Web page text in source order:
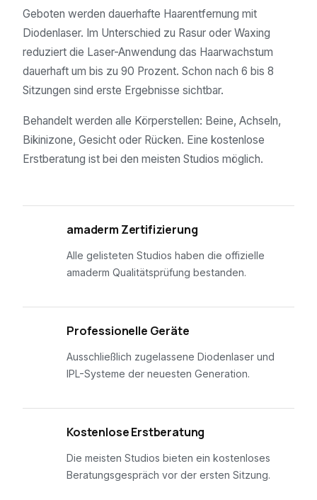
Geboten werden dauerhafte Haarentfernung mit
Diodenlaser. Im Unterschied zu Rasur oder Waxing
reduziert die Laser-Anwendung das Haarwachstum
dauerhaft um bis zu 90 Prozent. Schon nach 6 bis 8
Sitzungen sind erste Ergebnisse sichtbar.
Behandelt werden alle Körperstellen: Beine, Achseln,
Bikinizone, Gesicht oder Rücken. Eine kostenlose
Erstberatung ist bei den meisten Studios möglich.
amaderm Zertifizierung
Alle gelisteten Studios haben die offizielle
amaderm Qualitätsprüfung bestanden.
Professionelle Geräte
Ausschließlich zugelassene Diodenlaser und
IPL-Systeme der neuesten Generation.
Kostenlose Erstberatung
Die meisten Studios bieten ein kostenloses
Beratungsgespräch vor der ersten Sitzung.